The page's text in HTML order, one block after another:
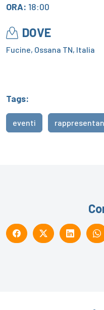
ORA: 18:00
DOVE
Fucine, Ossana TN, Italia
Tags:
eventi